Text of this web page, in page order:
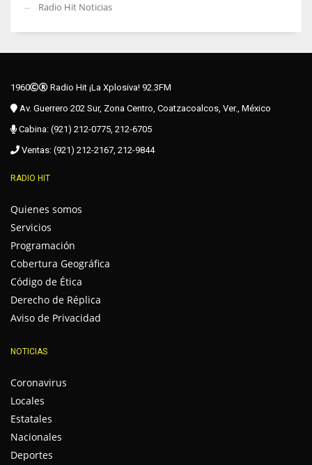
Radio Hit Noticias
1960
Radio Hit ¡La Xplosiva! 92.3FM
Av. Guerrero 202 Sur, Zona Centro, Coatzacoalcos, Ver., México
Cabina: (921) 212-0775, 212-6705
Ventas: (921) 212-2167, 212-9844
RADIO HIT
Quienes somos
Servicios
Programación
Cobertura Geográfica
Código de Ética
Derecho de Réplica
Aviso de Privacidad
NOTICIAS
Coronavirus
Locales
Estatales
Nacionales
Deportes